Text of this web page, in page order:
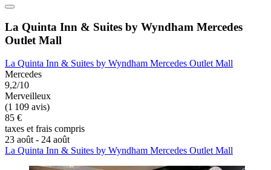
La Quinta Inn & Suites by Wyndham Mercedes
Outlet Mall
La Quinta Inn & Suites by Wyndham Mercedes Outlet Mall
Mercedes
9,2/10
Merveilleux
(1 109 avis)
85 €
taxes et frais compris
23 août - 24 août
La Quinta Inn & Suites by Wyndham Mercedes Outlet Mall